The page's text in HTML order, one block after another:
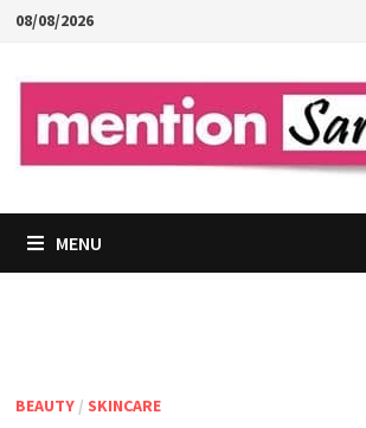
Skip
content
08/08/2026
MENU
BEAUTY/ SKINCARE